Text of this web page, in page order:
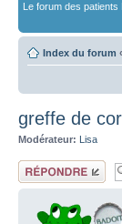
Le forum des patients
Index du forum ‹
greffe de
Modérateur: Lisa
Répondre